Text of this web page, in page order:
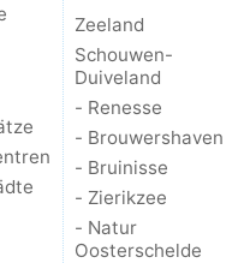
Zeeland
Schouwen-
Duiveland
- Renesse
- Brouwershaven
- Bruinisse
- Zierikzee
- Natur
Oosterschelde